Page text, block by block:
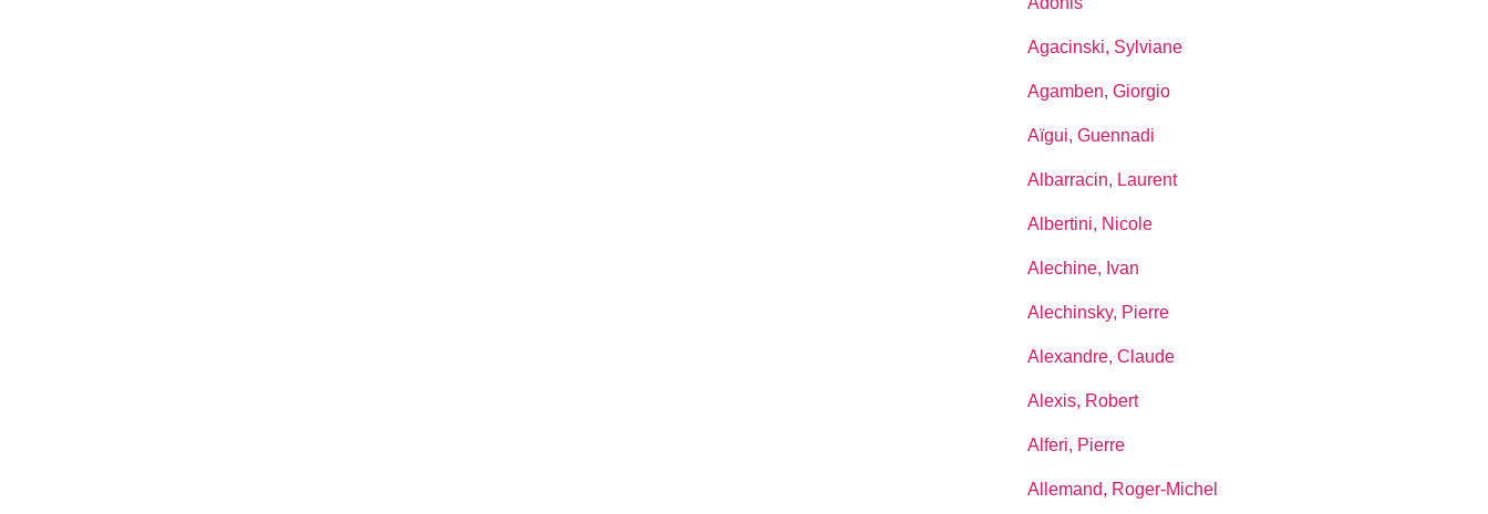
Agacinski, Sylviane
Agamben, Giorgio
Aïgui, Guennadi
Albarracin, Laurent
Albertini, Nicole
Alechine, Ivan
Alechinsky, Pierre
Alexandre, Claude
Alexis, Robert
Alferi, Pierre
Allemand, Roger-Michel